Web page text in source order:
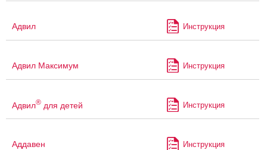
Адвил Инструкция
Адвил Максимум Инструкция
Адвил® для детей Инструкция
Аддавен Инструкция